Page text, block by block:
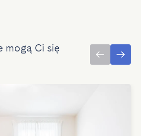
mogą Ci się